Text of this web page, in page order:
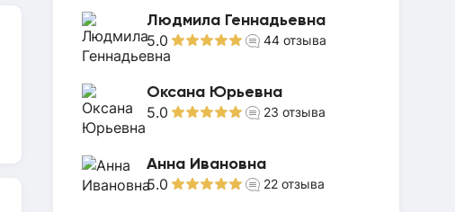
Людмила Геннадьевна
5.0 44 отзыва
Оксана Юрьевна
5.0 23 отзыва
Анна Ивановна
5.0 22 отзыва